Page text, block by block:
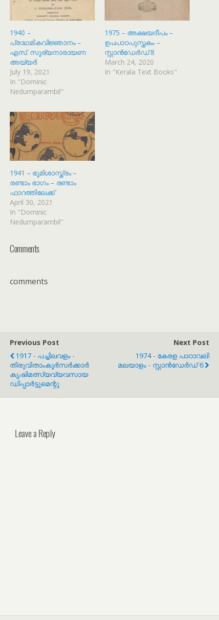
1940 –
പ്രാഥമികവിജ്ഞാനം –
എസ്. സൂര്യനാരായണ
അയ്യർ
July 19, 2021
In "Dominic
Nedumparambil"
1975 – അക്ഷയദീപം –
ഉപപാഠപുസ്തകം –
സ്റ്റാൻഡേർഡ് 8
March 24, 2020
In "Kerala Text Books"
1941 – ഭൂമിശാസ്ത്രം –
രണ്ടാം ഭാഗം – രണ്ടാം
ഫാറത്തിലേക്ക്
April 30, 2021
In "Dominic
Nedumparambil"
Comments
comments
Previous Post
1917 - പച്ചിലവളം -
തിരുവിതാംകൂർസർക്കാർ
കൃഷിമത്സ്യവ്യവസായ
ഡിപ്പാർട്ടുമെന്റു
Next Post
1974 - കേരള പാഠാവലി
മലയാളം - സ്റ്റാൻഡേർഡ് 6
Leave a Reply